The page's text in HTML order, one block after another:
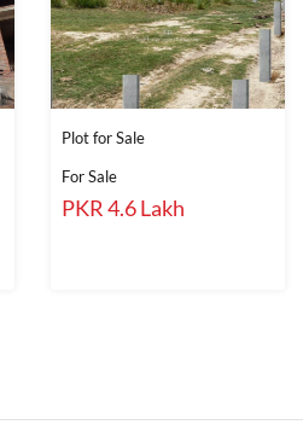
Plot for Sale
For Sale
PKR 4.6 Lakh